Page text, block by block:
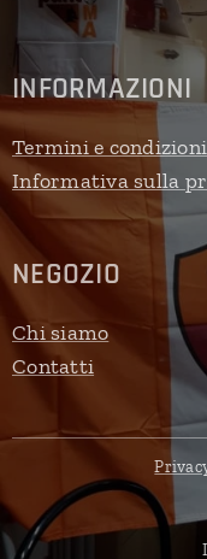
INFORMAZIONI
Termini e condizioni
Informativa sulla
NEGOZIO
Chi siamo
Contatti